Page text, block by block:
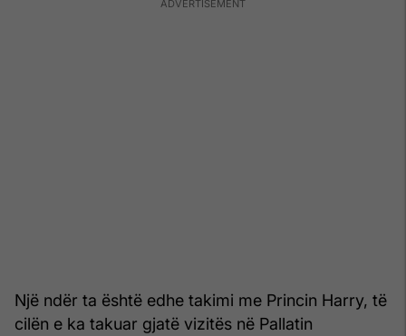
Një ndër ta është edhe takimi me Princin Harry, të
cilën e ka takuar gjatë vizitës në Pallatin